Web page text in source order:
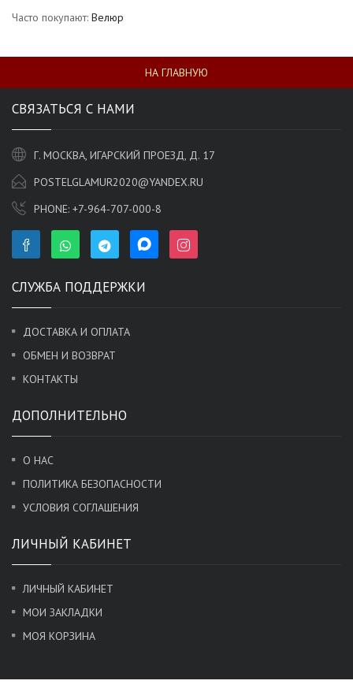
Часто покупают: Велюр
НА ГЛАВНУЮ
СВЯЗАТЬСЯ С НАМИ
Г. МОСКВА, ИГАРСКИЙ ПРОЕЗД, Д. 17
POSTELGLAMUR2020@YANDEX.RU
PHONE: +7-964-707-000-8
СЛУЖБА ПОДДЕРЖКИ
ДОСТАВКА И ОПЛАТА
ОБМЕН И ВОЗВРАТ
КОНТАКТЫ
ДОПОЛНИТЕЛЬНО
О НАС
ПОЛИТИКА БЕЗОПАСНОСТИ
УСЛОВИЯ СОГЛАШЕНИЯ
ЛИЧНЫЙ КАБИНЕТ
ЛИЧНЫЙ КАБИНЕТ
МОИ ЗАКЛАДКИ
МОЯ КОРЗИНА